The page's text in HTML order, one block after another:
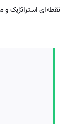
نقطه‌ای استراتژیک